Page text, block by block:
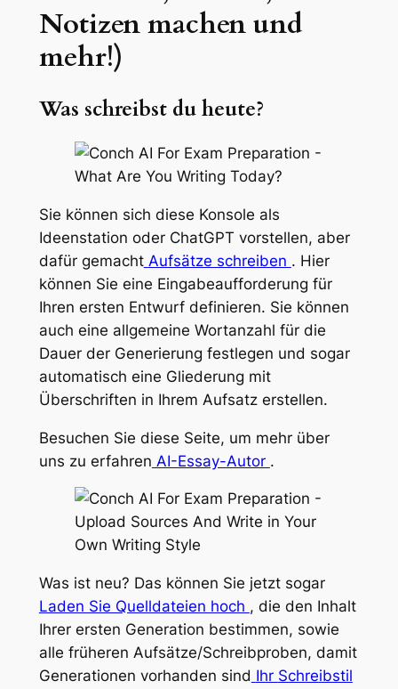
Notizen machen und
mehr!)
Was schreibst du heute?
Sie können sich diese Konsole als
Ideenstation oder ChatGPT vorstellen, aber
dafür gemacht Aufsätze schreiben . Hier
können Sie eine Eingabeaufforderung für
Ihren ersten Entwurf definieren. Sie können
auch eine allgemeine Wortanzahl für die
Dauer der Generierung festlegen und sogar
automatisch eine Gliederung mit
Überschriften in Ihrem Aufsatz erstellen.
Besuchen Sie diese Seite, um mehr über
uns zu erfahren AI-Essay-Autor .
Was ist neu? Das können Sie jetzt sogar
Laden Sie Quelldateien hoch , die den Inhalt
Ihrer ersten Generation bestimmen, sowie
alle früheren Aufsätze/Schreibproben, damit
Generationen vorhanden sind Ihr Schreibstil